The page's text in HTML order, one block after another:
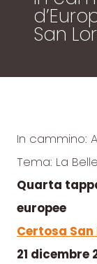
San
In cammino:
Tema: La
Quarta
europee
Certosa San
21 dicembre